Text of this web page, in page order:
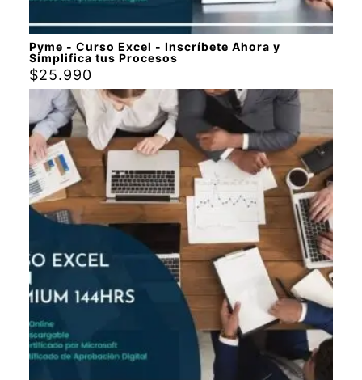
Pyme - Curso Excel - Inscríbete Ahora y
Simplifica tus Procesos
$25.990